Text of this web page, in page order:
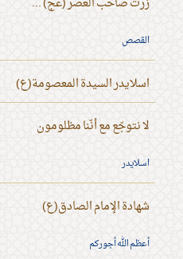
القصص
اسلايدر السيدة المعصومة(ع)
لا نتوجّع مع أنّنا مظلومون
اسلايدر
شهادة الإمام الصادق(ع)
أعظم الله أجوركم